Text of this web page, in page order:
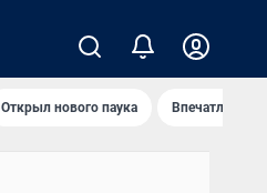
Открыл нового паука Впечатления